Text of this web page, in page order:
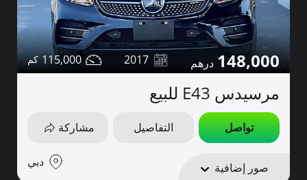
148,000
2017
115,000
مرسيدس E43 للبيع
تواصل التفاصيل مشاركة
صور إضافية دبي